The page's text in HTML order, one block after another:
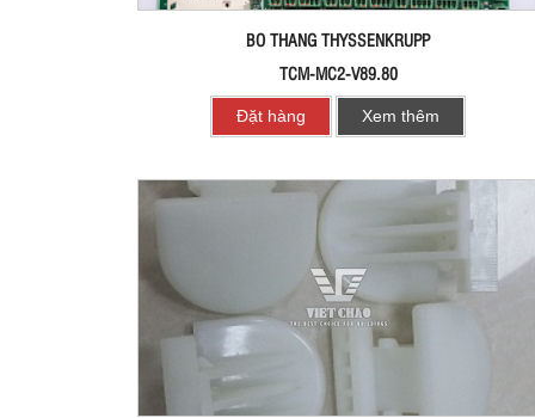
BO THANG THYSSENKRUPP
TCM-MC2-V89.80
Đặt hàng Xem thêm